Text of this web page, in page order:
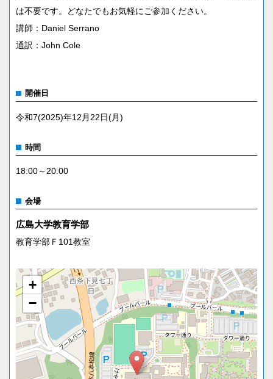
は不要です。どなたでもお気軽にご参加ください。
講師：Daniel Serrano
通訳：John Cole
開催日
令和7(2025)年12月22日(月)
時間
18:00～20:00
会場
広島大学教育学部
教育学部Ｆ101教室
+
−